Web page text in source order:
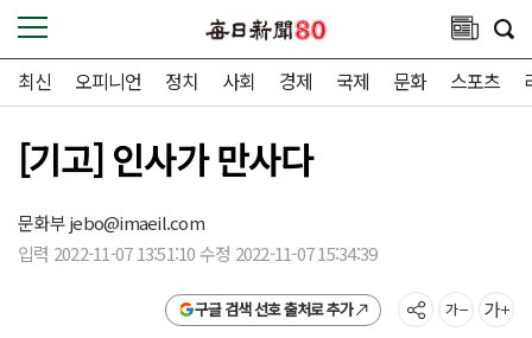
최신 오피니언 정치 사회 경제 국제 문화 스포츠
[기고] 인사가 만사다
문화부jebo@imaeil.com
입력 2022-11-07 13:51:10 수정 2022-11-07 15:34:39
구글 검색 선호 출처로 추가